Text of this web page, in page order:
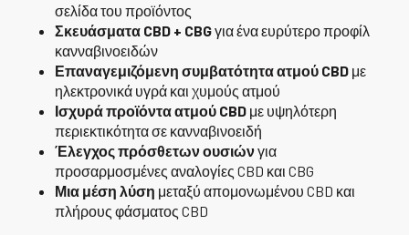
σελίδα του προϊόντος
Σκευάσματα CBD + CBGγια ένα ευρύτερο προφίλ
κανναβινοειδών
Επαναγεμιζόμενη συμβατότητα ατμού CBD με
ηλεκτρονικά υγρά και χυμούς ατμού
Ισχυρά προϊόντα ατμού CBD με υψηλότερη
περιεκτικότητα σε κανναβινοειδή
Έλεγχος πρόσθετων ουσιώνγια
προσαρμοσμένες αναλογίες CBD και CBG
Μια μέση λύση μεταξύ απομονωμένου CBD και
πλήρους φάσματος CBD